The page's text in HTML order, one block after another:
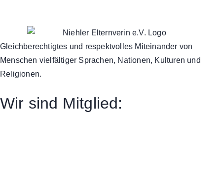
Gleichberechtigtes und respektvolles Miteinander von
Menschen vielfältiger Sprachen, Nationen, Kulturen und
Religionen.
Wir sind Mitglied: